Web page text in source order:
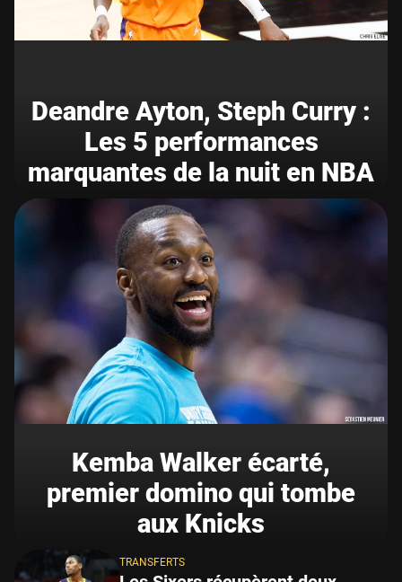
Deandre Ayton, Steph Curry :
Les 5 performances
marquantes de la nuit en NBA
Kemba Walker écarté,
premier domino qui tombe
aux Knicks
TRANSFERTS